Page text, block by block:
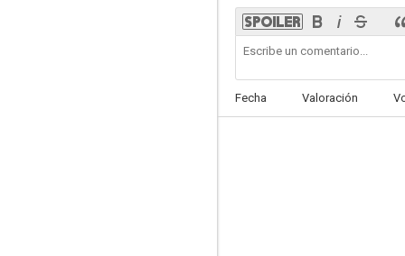
Fecha Valoración